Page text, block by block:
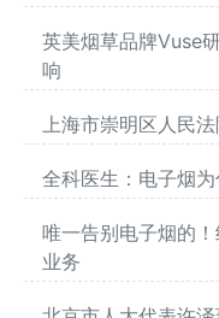
英美烟草品牌Vuse
响
上海市崇明区人民
全科医生：电子烟
唯一告别电子烟的
业务